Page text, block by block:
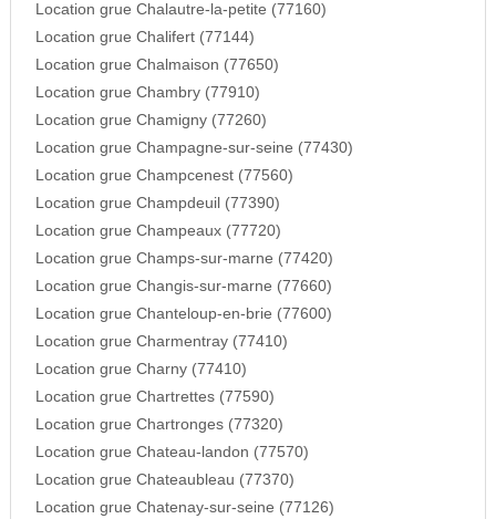
Location grue Chalautre-la-petite (77160)
Location grue Chalifert (77144)
Location grue Chalmaison (77650)
Location grue Chambry (77910)
Location grue Chamigny (77260)
Location grue Champagne-sur-seine (77430)
Location grue Champcenest (77560)
Location grue Champdeuil (77390)
Location grue Champeaux (77720)
Location grue Champs-sur-marne (77420)
Location grue Changis-sur-marne (77660)
Location grue Chanteloup-en-brie (77600)
Location grue Charmentray (77410)
Location grue Charny (77410)
Location grue Chartrettes (77590)
Location grue Chartronges (77320)
Location grue Chateau-landon (77570)
Location grue Chateaubleau (77370)
Location grue Chatenay-sur-seine (77126)